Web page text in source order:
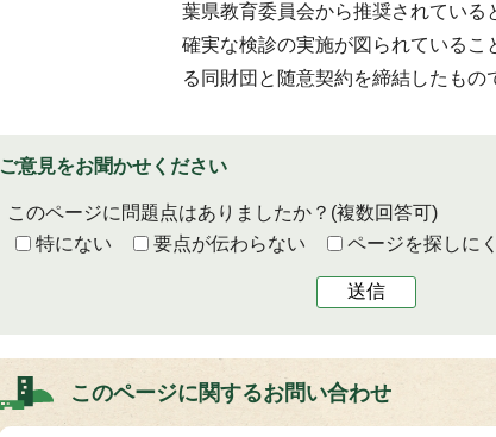
葉県教育委員会から推奨されている
確実な検診の実施が図られているこ
る同財団と随意契約を締結したもの
ご意見をお聞かせください
このページに問題点はありましたか？ (複数回答可)
特にない
要点が伝わらない ページを探しに
送信
このページに関するお問い合わせ